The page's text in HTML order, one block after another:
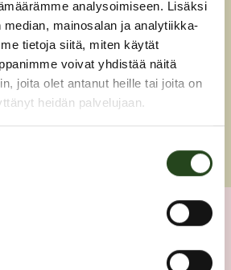
analysoimiseen. Lisäksi
mainosalan ja analytiikka-
tietoja siitä, miten käytät
voivat yhdistää näitä
joita olet antanut heille tai joita on
heidän palvelujaan.